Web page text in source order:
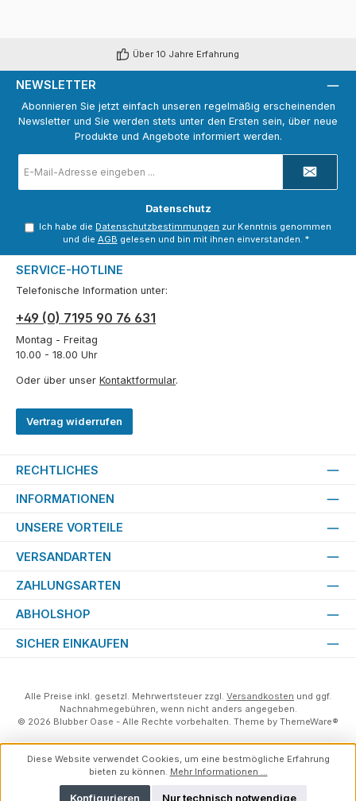
Über 10 Jahre Erfahrung
NEWSLETTER
Abonnieren Sie jetzt einfach unseren regelmäßig erscheinenden
Newsletter und Sie werden stets unter den Ersten sein, über neue
Produkte und Angebote informiert werden.
Mail-
Adresse
Datenschutz
Ich habe die Datenschutzbestimmungen zur Kenntnis genommen
und die AGB gelesen und bin mit ihnen einverstanden. *
SERVICE-HOTLINE
Telefonische Information unter:
+49 (0) 7195 90 76 631
Montag - Freitag
10.00 - 18.00 Uhr
Oder über unser Kontaktformular.
Vertrag widerrufen
RECHTLICHES
INFORMATIONEN
UNSERE VORTEILE
VERSANDARTEN
ZAHLUNGSARTEN
ABHOLSHOP
SICHER EINKAUFEN
Alle Preise inkl. gesetzl. Mehrwertsteuer zzgl. Versandkosten und ggf.
Nachnahmegebühren, wenn nicht anders angegeben.
© 2026 Blubber Oase - Alle Rechte vorbehalten. Theme by ThemeWare®
Diese Website verwendet Cookies, um eine bestmögliche Erfahrung
bieten zu können. Mehr Informationen ...
Nur technisch notwendige
Konfigurieren